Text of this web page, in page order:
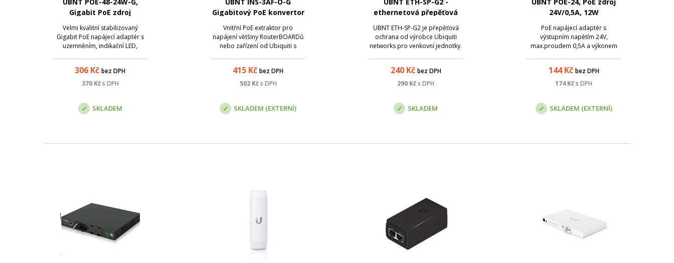
Gigabit PoE zdroj
48V/0,5A, 24W
Velmi kvalitní stabilizovaný
Gigabit PoE napájecí adaptér s
uzemněním, indikační LED,
výstupní výkon je 24W. Součástí
balení je napájecí 3-pinový kabel.
306 Kč bez DPH
370Kčs DPH
SKLADEM
Gigabitový PoE konvertor
802.3af/24V - venkovní
Vnitřní PoE extraktor pro
napájení většiny RouterBOARDů
nebo zařízení od Ubiquiti s
označeného jako 802.3af na
pasivní PoE 24V/0,5A s maximální
415 Kč bez DPH
502Kč s DPH
SKLADEM (EXTERNÍ)
ethernetová přepěťová
UBNT ETH-SP-G2 je přepěťová
ochrana od výrobce Ubiquiti
networks pro venkovní jednotky.
zařízení) s rychlostí připojení až 1
Gbps , které umožní
240Kč bez DPH
290 Kčs DPH
SKLADEM
24V/0,5A, 12W
PoE napájecí adaptér s
výstupním napětím 24V,
max.proudem 0,5A a výkonem
144Kč bez DPH
174 Kčs DPH
SKLADEM (EXTERNÍ)